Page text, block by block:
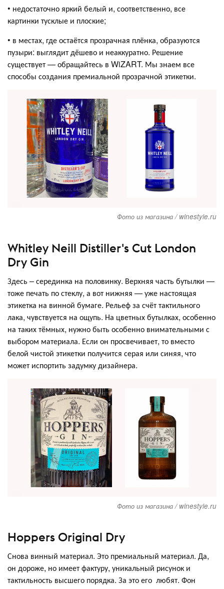
• недостаточно яркий белый и, соответственно, все
картинки тусклые и плоские;
• в местах, где остаётся прозрачная плёнка, образуются
пузыри: выглядит дёшево и неаккуратно. Решение
существует — обращайтесь в WiZART. Мы знаем все
способы создания премиальной прозрачной этикетки.
Фото из магазина / winestyle.ru
Whitley Neill Distiller's Cut London
Dry Gin
Здесь – серединка на половинку. Верхняя часть бутылки —
тоже печать по стеклу, а вот нижняя — уже настоящая
этикетка на винной бумаге. Рельеф за счёт тактильного
лака, чувствуется на ощупь. На цветных бутылках, особенно
на таких тёмных, нужно быть особенно внимательными с
выбором материала. Если он просвечивает, то вместо
белой чистой этикетки получится серая или синяя, что
может испортить задумку дизайнера.
Фото из магазина / winestyle.ru
Hoppers Original Dry
Снова винный материал. Это премиальный материал. Да,
он дороже, но имеет фактуру, уникальный рисунок и
тактильность высшего порядка. За это его любят. Фон